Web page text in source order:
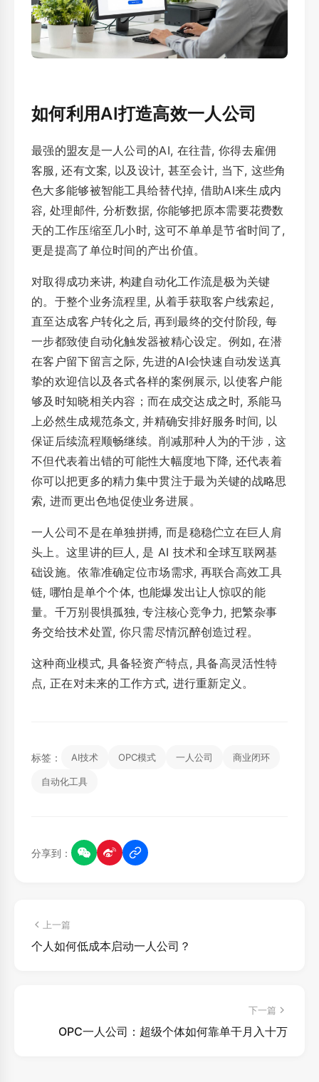
如何利用AI打造高效一人公司
最强的盟友是一人公司的AI, 在往昔, 你得去雇佣
客服, 还有文案, 以及设计, 甚至会计, 当下, 这些角
色大多能够被智能工具给替代掉, 借助AI来生成内
容, 处理邮件, 分析数据, 你能够把原本需要花费数
天的工作压缩至几小时, 这可不单单是节省时间了,
更是提高了单位时间的产出价值。
对取得成功来讲, 构建自动化工作流是极为关键
的。于整个业务流程里, 从着手获取客户线索起,
直至达成客户转化之后, 再到最终的交付阶段, 每
一步都致使自动化触发器被精心设定。例如, 在潜
在客户留下留言之际, 先进的AI会快速自动发送真
挚的欢迎信以及各式各样的案例展示, 以使客户能
够及时知晓相关内容；而在成交达成之时, 系能马
上必然生成规范条文, 并精确安排好服务时间, 以
保证后续流程顺畅继续。削减那种人为的干涉，这
不但代表着出错的可能性大幅度地下降, 还代表着
你可以把更多的精力集中贯注于最为关键的战略思
索, 进而更出色地促使业务进展。
一人公司不是在单独拼搏, 而是稳稳伫立在巨人肩
头上。这里讲的巨人, 是 AI 技术和全球互联网基
础设施。依靠准确定位市场需求, 再联合高效工具
链, 哪怕是单个个体, 也能爆发出让人惊叹的能
量。千万别畏惧孤独, 专注核心竞争力, 把繁杂事
务交给技术处置, 你只需尽情沉醉创造过程。
这种商业模式, 具备轻资产特点, 具备高灵活性特
点, 正在对未来的工作方式, 进行重新定义。
标签： AI技术 OPC模式 一人公司 商业闭环
自动化工具
分享到：
上一篇
个人如何低成本启动一人公司？
下一篇
OPC一人公司：超级个体如何靠单干月入十万